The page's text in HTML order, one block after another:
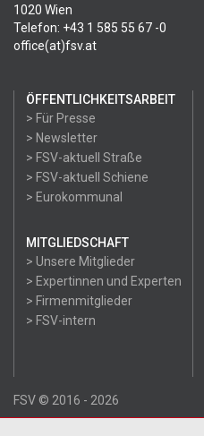
1020 Wien
Telefon: +43 1 585 55 67 -0
office(at)fsv.at
ÖFFENTLICHKEITSARBEIT
> Für Presse
> Newsletter
> FSV-aktuell Straße
> FSV-aktuell Schiene
> Eurokommunal
MITGLIEDSCHAFT
> Unsere Mitglieder
> Expertinnen und Experten
> Firmenmitglieder
> FSV-intern
FSV © 2016 - 2026